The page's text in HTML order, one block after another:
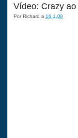
Vídeo: Crazy
PorRichard a 16.1.08